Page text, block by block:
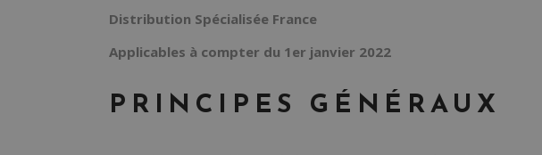
Notre démarche RSE
Distribution Spécialisée France
Applicables à compter du 1er janvier 2022
PRINCIPES GÉNÉRAUX